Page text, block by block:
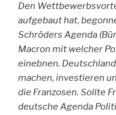
Den
aufgebaut hat,
Schröders Agenda
Macron mit welcher
einebnen.
machen, investieren
die Franzosen. Sollte
deutsche Agenda